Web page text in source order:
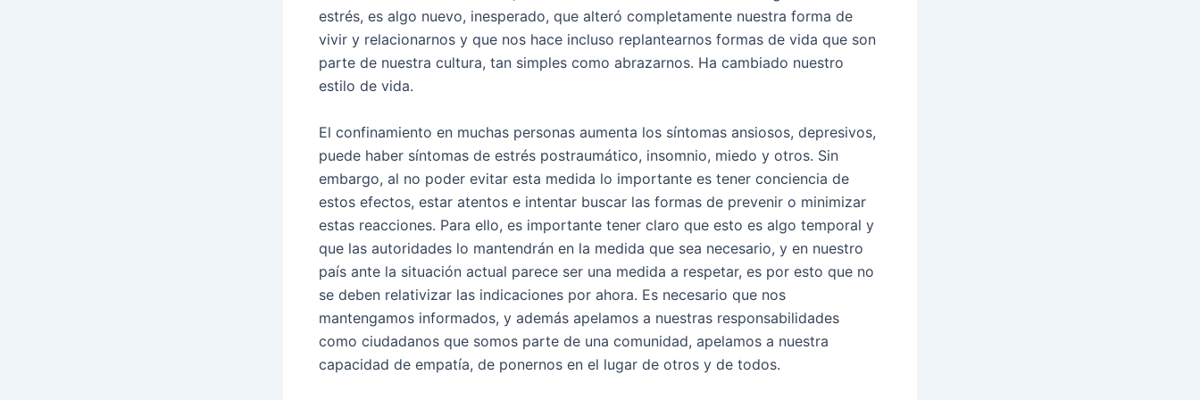
estrés, es algo nuevo, inesperado, que alteró completamente nuestra forma de
vivir y relacionarnos y que nos hace incluso replantearnos formas de vida que son
parte de nuestra cultura, tan simples como abrazarnos. Ha cambiado nuestro
estilo de vida.
El confinamiento en muchas personas aumenta los síntomas ansiosos, depresivos,
puede haber síntomas de estrés postraumático, insomnio, miedo y otros. Sin
embargo, al no poder evitar esta medida lo importante es tener conciencia de
estos efectos, estar atentos e intentar buscar las formas de prevenir o minimizar
estas reacciones. Para ello, es importante tener claro que esto es algo temporal y
que las autoridades lo mantendrán en la medida que sea necesario, y en nuestro
país ante la situación actual parece ser una medida a respetar, es por esto que no
se deben relativizar las indicaciones por ahora. Es necesario que nos
mantengamos informados, y además apelamos a nuestras responsabilidades
como ciudadanos que somos parte de una comunidad, apelamos a nuestra
capacidad de empatía, de ponernos en el lugar de otros y de todos.